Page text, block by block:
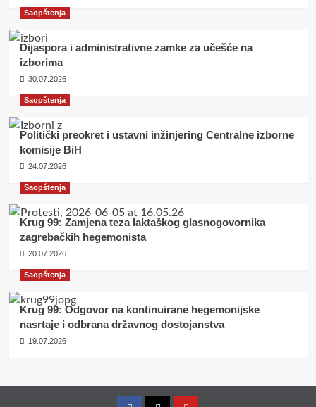
Saopštenja
Dijaspora i administrativne zamke za učešće na
izborima
30.07.2026
Saopštenja
Politički preokret i ustavni inžinjering Centralne izborne
komisije BiH
24.07.2026
Saopštenja
Krug 99: Zamjena teza laktaškog glasnogovornika
zagrebačkih hegemonista
20.07.2026
Saopštenja
Krug 99: Odgovor na kontinuirane hegemonijske
nasrtaje i odbrana državnog dostojanstva
19.07.2026